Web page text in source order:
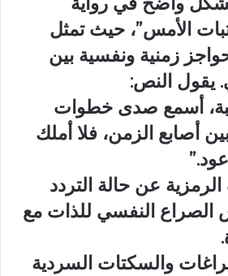
الأمس”، حيث تمثل
زمنية ونفسية بين
يقول النص:
أسمع صدى خطوات
أصابع الزمن، فلا أملك
عن حالة التردد
الصراع النفسي للذات مع
والسكتات السردية